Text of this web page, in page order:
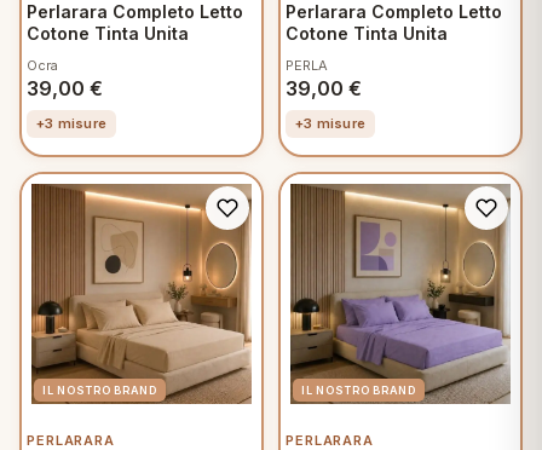
Perlarara Completo Letto
Cotone Tinta Unita
Ocra
39,00 €
+3 misure
Perlarara Completo Letto
Cotone Tinta Unita
PERLA
39,00 €
+3 misure
PERLARARA PERLARARA